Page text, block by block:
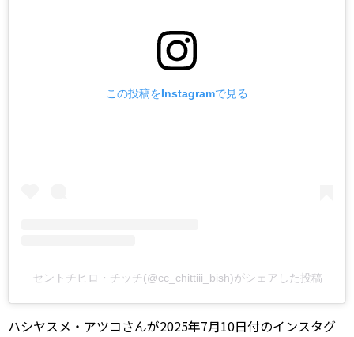
この投稿をInstagramで見る
セントチヒロ・チッチ(@cc_chittiii_bish)がシェアした投稿
ハシヤスメ・アツコさんが2025年7月10日付のインスタグ